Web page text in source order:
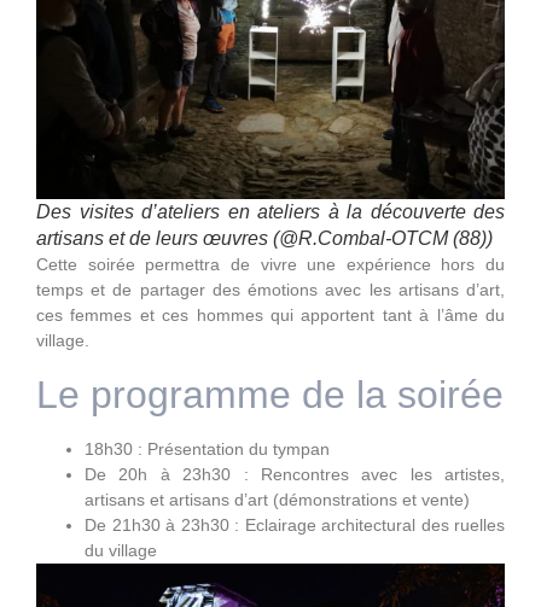
Des visites d’ateliers en ateliers à la découverte des
artisans et de leurs œuvres (@R.Combal-OTCM (88))
Cette soirée permettra de vivre une expérience hors du
temps et de partager des émotions avec les artisans d’art,
ces femmes et ces hommes qui apportent tant à l’âme du
village.
Le programme de la soirée
18h30 : Présentation du tympan
De 20h à 23h30 : Rencontres avec les artistes,
artisans et artisans d’art (démonstrations et vente)
De 21h30 à 23h30 : Eclairage architectural des ruelles
du village